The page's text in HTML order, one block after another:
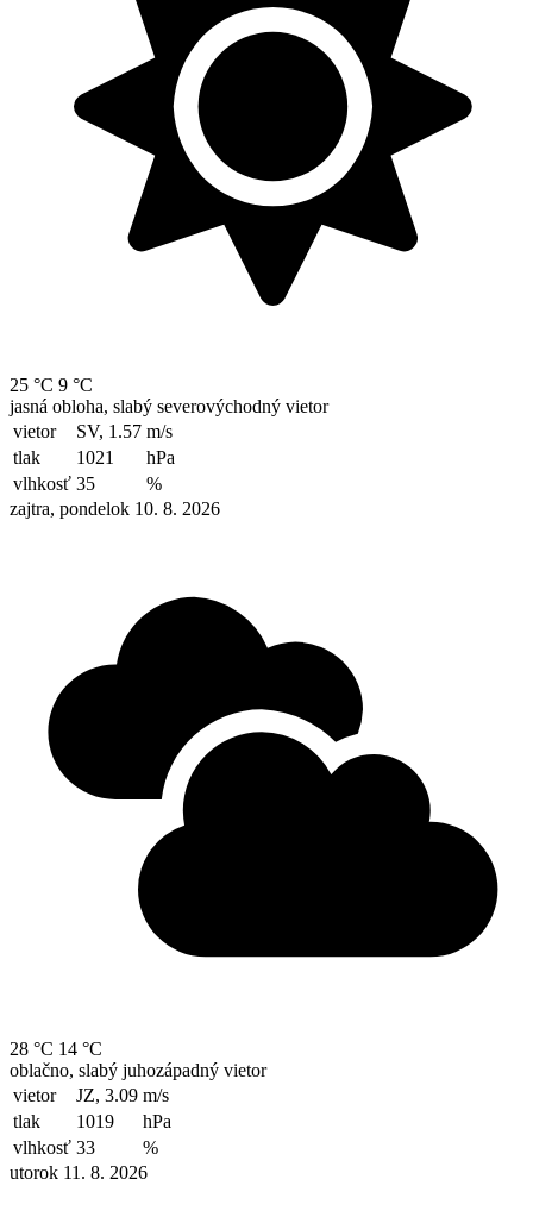
25 °C 9 °C
jasná obloha, slabý severovýchodný vietor
vietor
SV, 1.57 m/s
tlak
1021
hPa
vlhkosť 35
%
zajtra, pondelok 10. 8. 2026
28 °C 14 °C
oblačno, slabý juhozápadný vietor
vietor
JZ, 3.09 m/s
tlak
1019
hPa
vlhkosť 33
%
utorok 11. 8. 2026